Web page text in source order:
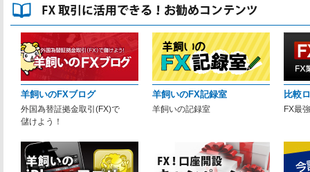
羊飼いのFXブログ
外国為替証拠金取引(FX)で
儲けよう！
羊飼いのFX記録室
羊飼いの記録室
比較
FX最